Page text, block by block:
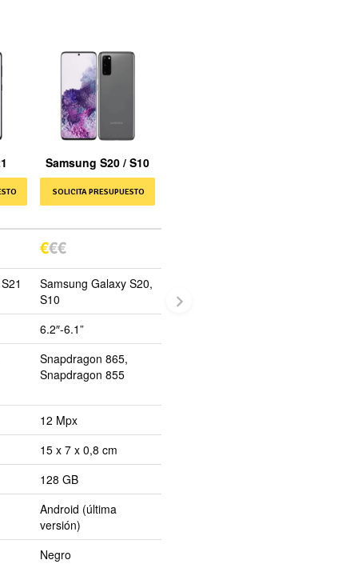
Samsung S20 / S10
SOLICITA PRESUPUESTO
€€€
Samsung Galaxy S20,
S10
6.2″-6.1”
Snapdragon 865,
Snapdragon 855
12 Mpx
15 x 7 x 0,8 cm
128 GB
Android (última
versión)
Negro